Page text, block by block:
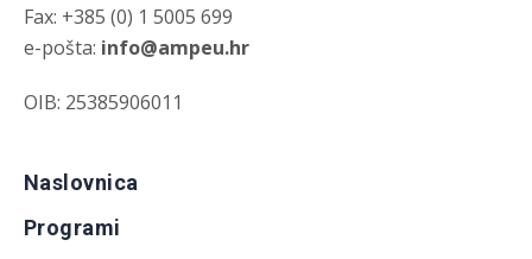
Fax: +385 (0) 1 5005 699
e-pošta: info@ampeu.hr
OIB: 25385906011
Naslovnica
Programi